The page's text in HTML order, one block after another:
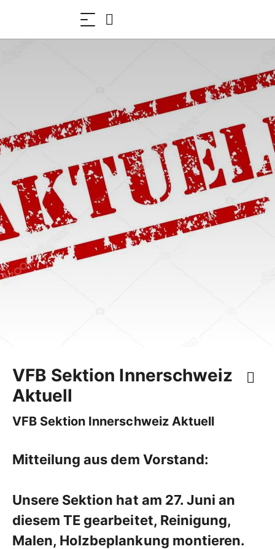
VFB Sektion Innerschweiz
Aktuell
VFB Sektion Innerschweiz Aktuell
Mitteilung aus dem Vorstand:
Unsere Sektion hat am 27. Juni an
diesem TE gearbeitet, Reinigung,
Malen, Holzbeplankung montieren.